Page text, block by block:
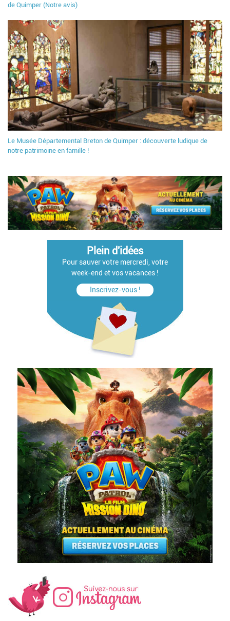
de Quimper (Notre avis)
Le Musée Départemental Breton de Quimper : découverte ludique de
notre patrimoine en famille !
Plein d'idées
Pour sauver votre mercredi, votre
week-end et vos vacances !
Inscrivez-vous !